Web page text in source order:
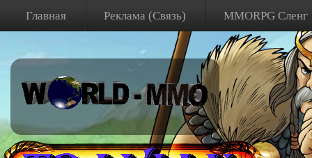
Главная Реклама (Связь) MMORPG Сленг